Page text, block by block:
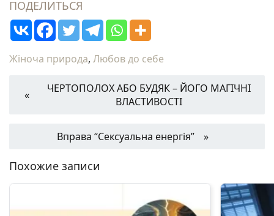
ПОДЕЛИТЬСЯ
Жіноча природа, Любов до себе
ЧЕРТОПОЛОХ АБО БУДЯК – ЙОГО МАГІЧНІ
ВЛАСТИВОСТІ
Вправа “Сексуальна енергія”
Похожие записи